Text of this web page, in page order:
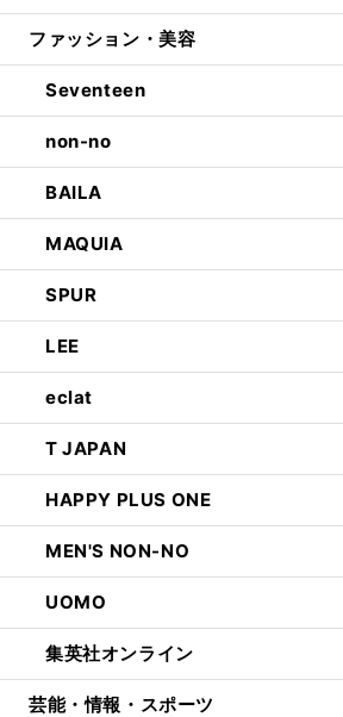
ファッション・美容
Seventeen
non-no
BAILA
MAQUIA
SPUR
LEE
eclat
T JAPAN
HAPPY PLUS ONE
MEN'S NON-NO
UOMO
集英社オンライン
芸能・情報・スポーツ